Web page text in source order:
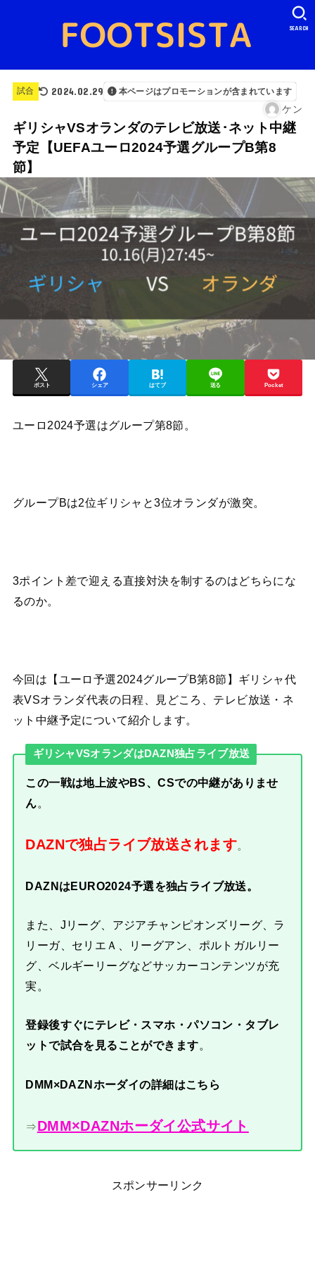
SEARCH
試合 2024.02.29 本ページはプロモーションが含まれています
ケン
ギリシャVSオランダのテレビ放送･ネット中継
予定【UEFAユーロ2024予選グループB第8
節】
ポスト シェア はてブ 送る Pocket
ユーロ2024予選はグループ第8節。
グループBは2位ギリシャと3位オランダが激突。
3ポイント差で迎える直接対決を制するのはどちらにな
るのか。
今回は【ユーロ予選2024グループB第8節】ギリシャ代
表VSオランダ代表の日程、見どころ、テレビ放送・ネ
ット中継予定について紹介します。
ギリシャVSオランダはDAZN独占ライブ放送
この一戦は地上波やBS、CSでの中継がありませ
ん。
DAZNで独占ライブ放送されます。
DAZNはEURO2024予選を独占ライブ放送。
また、Jリーグ、アジアチャンピオンズリーグ、ラ
リーガ、セリエＡ、リーグアン、ポルトガルリー
グ、ベルギーリーグなどサッカーコンテンツが充
実。
登録後すぐにテレビ・スマホ・パソコン・タブレ
ットで試合を見ることができます。
DMM×DAZNホーダイの詳細はこちら
⇒DMM×DAZNホーダイ公式サイト
スポンサーリンク